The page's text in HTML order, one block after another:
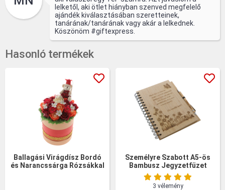
lelketől, aki ötlet hiányban szenved megfelelő
ajándék kiválasztásában szeretteinek,
tanárának/tanárának vagy akár a lelkednek.
Köszönöm #giftexpress.
Hasonló termékek
Ballagási Virágdísz Bordó
és Narancssárga Rózsákkal
Személyre Szabott A5-ös
Bambusz Jegyzetfüzet
Tollal
3 vélemény